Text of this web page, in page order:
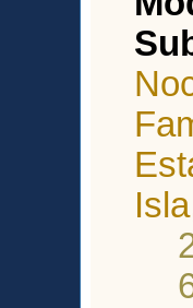
Isla